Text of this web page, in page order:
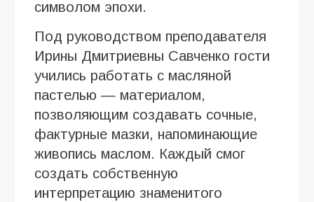
символом эпохи.
Под руководством преподавателя
Ирины Дмитриевны Савченко гости
учились работать с масляной
пастелью — материалом,
позволяющим создавать сочные,
фактурные мазки, напоминающие
живопись маслом. Каждый смог
создать собственную
интерпретацию знаменитого